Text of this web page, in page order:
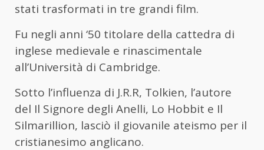
stati trasformati in tre grandi film.
Fu negli anni ‘50 titolare della cattedra di
inglese medievale e rinascimentale
all’Università di Cambridge.
Sotto l’influenza di J.R.R, Tolkien, l’autore
del Il Signore degli Anelli, Lo Hobbit e Il
Silmarillion, lasciò il giovanile ateismo per il
cristianesimo anglicano.